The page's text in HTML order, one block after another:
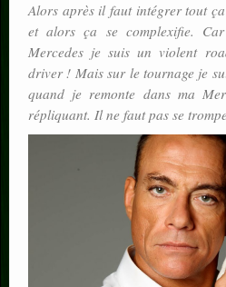
Alors après il faut intégrer tout
et alors ça se complexifie.
Mercedes je suis un violent
driver ! Mais sur le tournage je
quand je remonte dans ma
répliquant. Il ne faut pas se